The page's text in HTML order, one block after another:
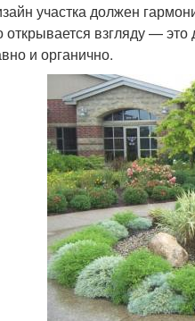
участка должен
открывается взгляду —
и органично.